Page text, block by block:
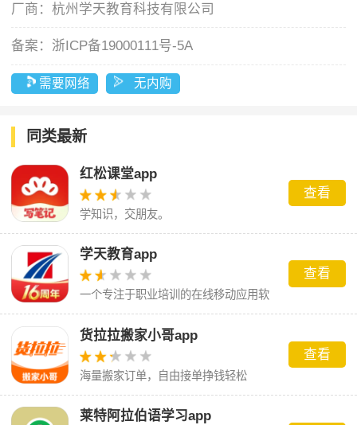
厂商：杭州学天教育科技有限公司
备案： 浙ICP备19000111号-5A
需要网络 无内购
同类最新
红松课堂app
学知识，交朋友。
查看
学天教育app
一个专注于职业培训的在线移动应用软
件
查看
货拉拉搬家小哥app
海量搬家订单，自由接单挣钱轻松
查看
莱特阿拉伯语学习app